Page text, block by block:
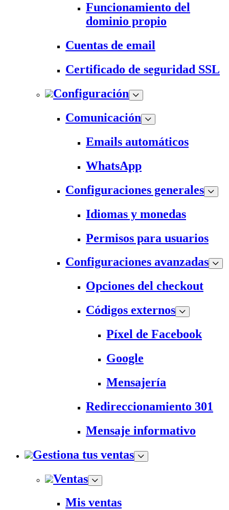
Funcionamiento del
dominio propio
Cuentas de email
Certificado de seguridad SSL
Configuración
Comunicación
Emails automáticos
WhatsApp
Configuraciones generales
Idiomas y monedas
Permisos para usuarios
Configuraciones avanzadas
Opciones del checkout
Códigos externos
Píxel de Facebook
Google
Mensajería
Redireccionamiento 301
Mensaje informativo
Gestiona tus ventas
Ventas
Mis ventas